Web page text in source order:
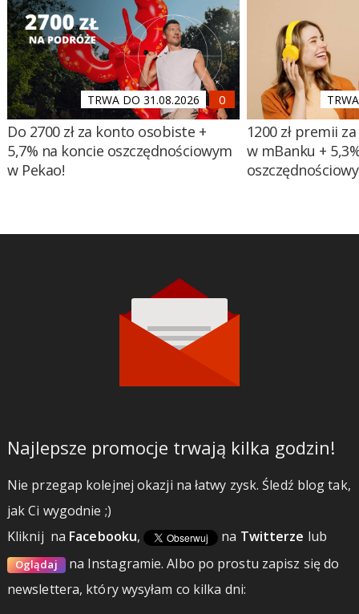
TRWA DO 31.08.2026
Do 2700 zł za konto osobiste +
5,7% na koncie oszczędnościowym
w Pekao!
1200 zł premii
w mBanku +
Najlepsze promocje trwają kilka godzin!
Nie przegap kolejnej okazji na łatwy zysk. Śledź blog tak,
jak Ci wygodnie ;)
Kliknij na Facebooku, na Twitterze lub
Oglądaj na Instagramie.Albo po prostu zapisz się do
newslettera, który wysyłam co kilka dni: